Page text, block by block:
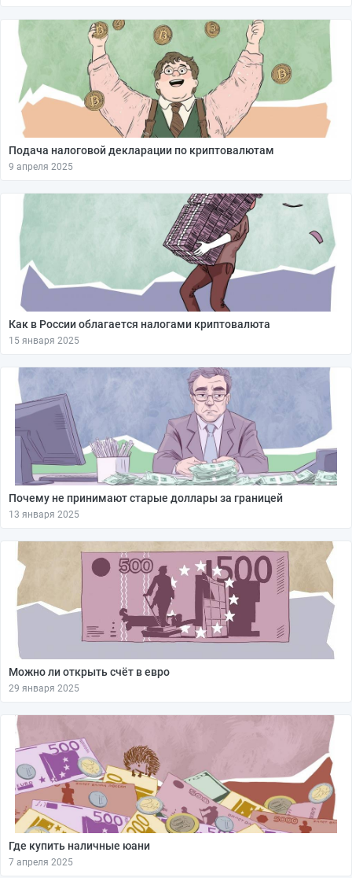
Подача налоговой декларации по криптовалютам
9 апреля 2025
Как в России облагается налогами криптовалюта
15 января 2025
Почему не принимают старые доллары за границей
13 января 2025
Можно ли открыть счёт в евро
29 января 2025
Где купить наличные юани
7 апреля 2025